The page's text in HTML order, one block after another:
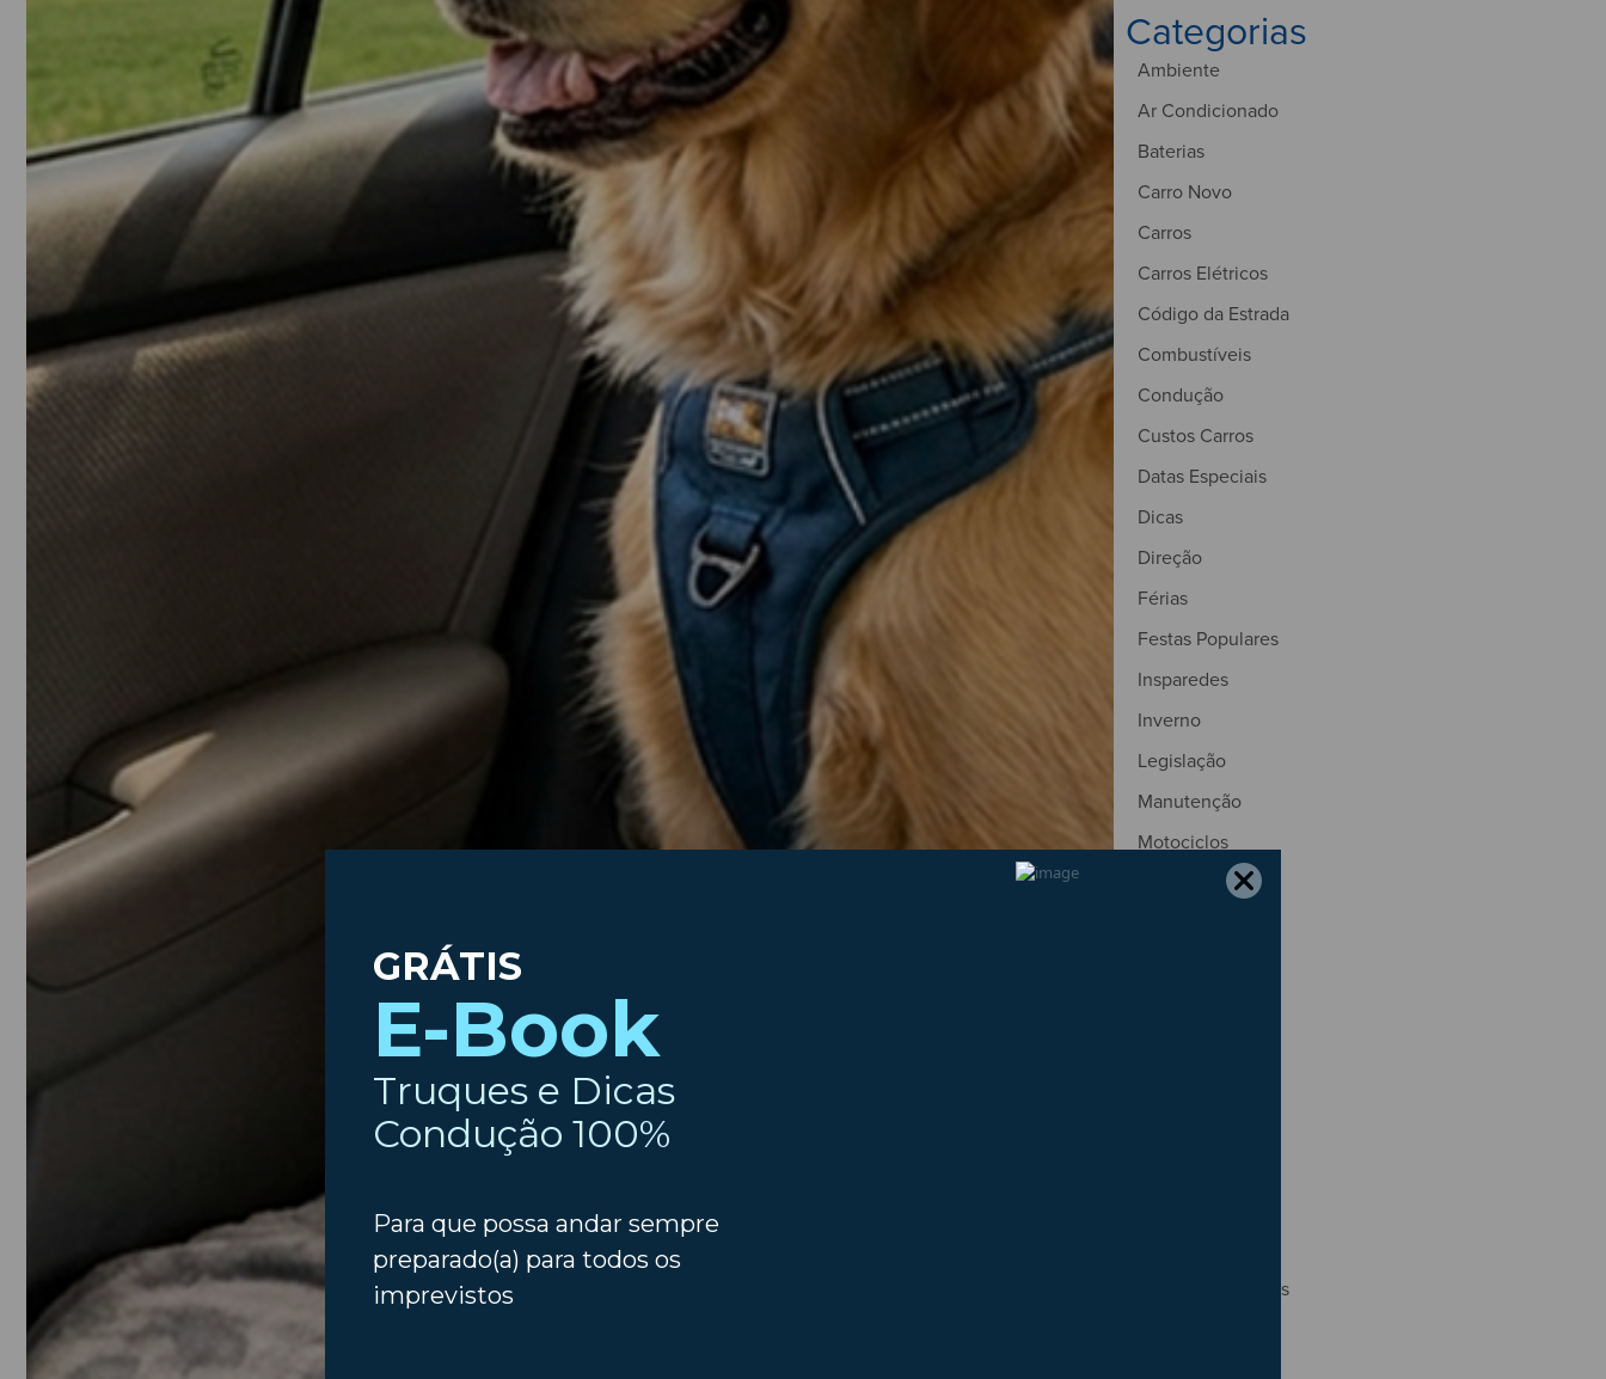
Categorias
Ambiente
Ar Condicionado
Baterias
Carro Novo
Carros
Carros Elétricos
Código da Estrada
Combustíveis
Condução
Custos Carros
Datas Especiais
Dicas
Direção
Férias
Festas Populares
Insparedes
Inverno
Legislação
Manutenção
Motociclos
Regresso às Aulas